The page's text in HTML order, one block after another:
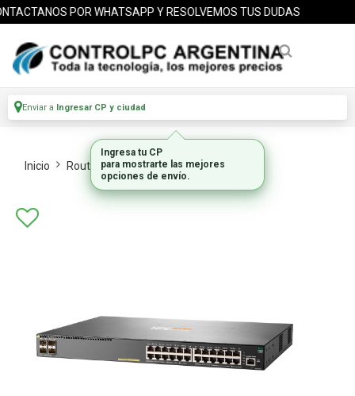
POR WHATSAPP Y RESOLVEMOS TUS DUDAS
Enviar a Ingresar CP y ciudad
Inicio Routers Switches Switches